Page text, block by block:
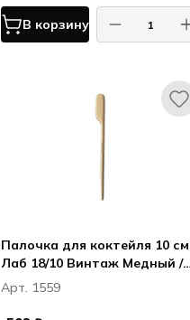
В корзину
Палочка для коктейля 10
Лаб 18/10 Винтаж Медный /
Lab 18/10 Vintage Copper
Арт. 1559